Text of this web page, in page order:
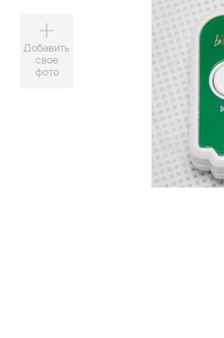
Добавить
свое
фото